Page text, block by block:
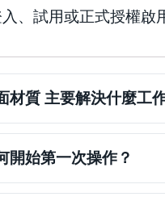
、試用或正式授權啟
材質 主要解決什麼工
開始第一次操作？